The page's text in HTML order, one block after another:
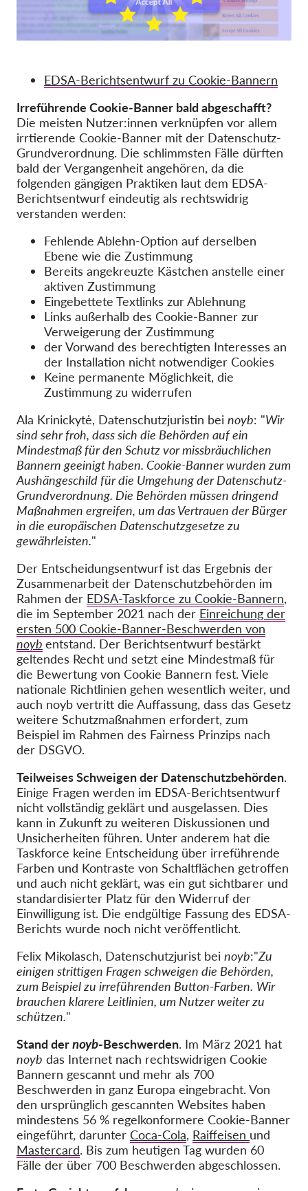
Kontakt
EDSA-Berichtsentwurf zu Cookie-Bannern
Irreführende Cookie-Banner bald abgeschafft?
Die meisten Nutzer:innen verknüpfen vor allem
irrtierende Cookie-Banner mit der Datenschutz-
Grundverordnung. Die schlimmsten Fälle dürften
bald der Vergangenheit angehören, da die
folgenden gängigen Praktiken laut dem EDSA-
Berichtsentwurf eindeutig als rechtswidrig
verstanden werden:
Fehlende Ablehn-Option auf derselben
Ebene wie die Zustimmung
Bereits angekreuzte Kästchen anstelle einer
aktiven Zustimmung
Eingebettete Textlinks zur Ablehnung
Links außerhalb des Cookie-Banner zur
Verweigerung der Zustimmung
der Vorwand des berechtigten Interesses an
der Installation nicht notwendiger Cookies
Keine permanente Möglichkeit, die
Zustimmung zu widerrufen
Ala Krinickytė, Datenschutzjuristin bei noyb: "Wir
sind sehr froh, dass sich die Behörden auf ein
Mindestmaß für den Schutz vor missbräuchlichen
Bannern geeinigt haben. Cookie-Banner wurden zum
Aushängeschild für die Umgehung der Datenschutz-
Grundverordnung. Die Behörden müssen dringend
Maßnahmen ergreifen, um das Vertrauen der Bürger
in die europäischen Datenschutzgesetze zu
gewährleisten."
Der Entscheidungsentwurf ist das Ergebnis der
Zusammenarbeit der Datenschutzbehörden im
Rahmen der EDSA-Taskforce zu Cookie-Bannern,
die im September 2021 nach der Einreichung der
ersten 500 Cookie-Banner-Beschwerden von
noyb entstand. Der Berichtsentwurf bestärkt
geltendes Recht und setzt eine Mindestmaß für
die Bewertung von Cookie Bannern fest. Viele
nationale Richtlinien gehen wesentlich weiter, und
auch noyb vertritt die Auffassung, dass das Gesetz
weitere Schutzmaßnahmen erfordert, zum
Beispiel im Rahmen des Fairness Prinzips nach
der DSGVO.
Teilweises Schweigen der Datenschutzbehörden.
Einige Fragen werden im EDSA-Berichtsentwurf
nicht vollständig geklärt und ausgelassen. Dies
kann in Zukunft zu weiteren Diskussionen und
Unsicherheiten führen. Unter anderem hat die
Taskforce keine Entscheidung über irreführende
Farben und Kontraste von Schaltflächen getroffen
und auch nicht geklärt, was ein gut sichtbarer und
standardisierter Platz für den Widerruf der
Einwilligung ist. Die endgültige Fassung des EDSA-
Berichts wurde noch nicht veröffentlicht.
Felix Mikolasch, Datenschutzjurist bei noyb:"Zu
einigen strittigen Fragen schweigen die Behörden,
zum Beispiel zu irreführenden Button-Farben. Wir
brauchen klarere Leitlinien, um Nutzer weiter zu
schützen."
Stand dernoyb-Beschwerden. Im März 2021 hat
noyb das Internet nach rechtswidrigen Cookie
Bannern gescannt und mehr als 700
Beschwerden in ganz Europa eingebracht. Von
den ursprünglich gescannten Websites haben
mindestens 56 % regelkonformere Cookie-Banner
eingeführt, darunter Coca-Cola, Raiffeisen und
Mastercard. Bis zum heutigen Tag wurden 60
Fälle der über 700 Beschwerden abgeschlossen.